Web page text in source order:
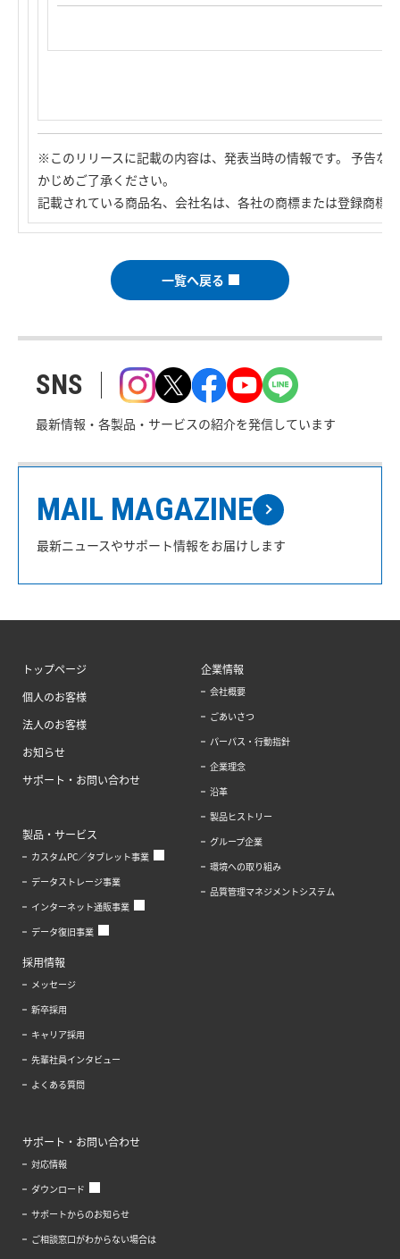
※このリリースに記載の内容は、発表当時の情報です。 予告な
かじめご了承ください。
記載されている商品名、会社名は、各社の商標または登録商標
一覧へ戻る
SNS
最新情報・各製品・サービスの紹介を発信しています
MAIL MAGAZINE
最新ニュースやサポート情報をお届けします
トップページ
個人のお客様
法人のお客様
お知らせ
サポート・お問い合わせ
製品・サービス
カスタムPC／タブレット事業
データストレージ事業
インターネット通販事業
データ復旧事業
企業情報
会社概要
ごあいさつ
パーパス・行動指針
企業理念
沿革
製品ヒストリー
グループ企業
環境への取り組み
品質管理マネジメントシステム
採用情報
メッセージ
新卒採用
キャリア採用
先輩社員インタビュー
よくある質問
サポート・お問い合わせ
対応情報
ダウンロード
サポートからのお知らせ
ご相談窓口がわからない場合は